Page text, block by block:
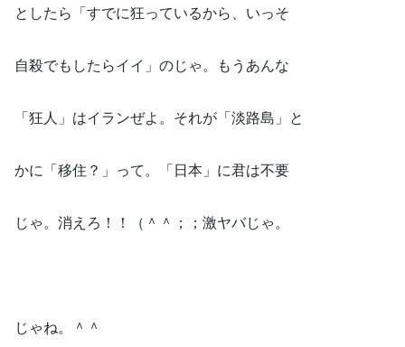
としたら「すでに狂っているから、いっそ
自殺でもしたらイイ」のじゃ。もうあんな
「狂人」はイランぜよ。それが「淡路島」と
かに「移住？」って。「日本」に君は不要
じゃ。消えろ！！（＾＾；；激ヤバじゃ。
じゃね。＾＾